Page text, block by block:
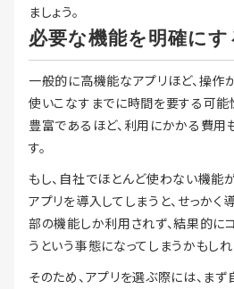
ましょう。
必要な機能を明確にす
一般的に高機能なアプリほど、操作
使いこなすまでに時間を要する可能
豊富であるほど、利用にかかる費用
す。
もし、自社でほとんど使わない機
アプリを導入してしまうと、せっかく
部の機能しか利用されず、結果的に
うという事態になってしまうかもしれ
そのため、アプリを選ぶ際には、ま